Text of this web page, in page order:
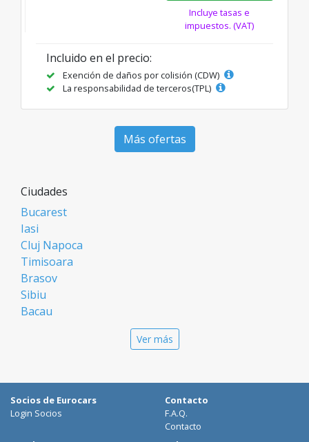
Incluye tasas e
impuestos. (VAT)
Incluido en el precio:
Exención de daños por colisión (CDW)
La responsabilidad de terceros(TPL)
Más ofertas
Ciudades
Bucarest
Iasi
Cluj Napoca
Timisoara
Brasov
Sibiu
Bacau
Galati
Suceava
Ver más
Socios de Eurocars
Login Socios
Contacto
F.A.Q.
Contacto